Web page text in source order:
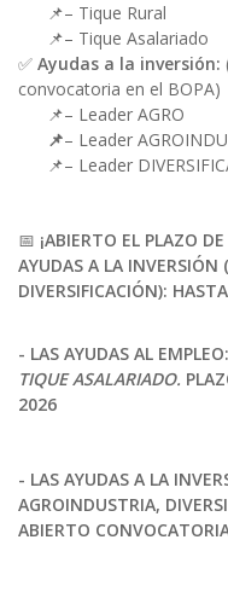
📌– Tique Rural
📌– Tique Asalariado
✅ Ayudas a la inversión:
convocatoria en el BOPA)
📌– Leader AGRO
📌– Leader
📌– Leader
📅 ¡ABIERTO EL PLAZO
AYUDAS A LA INVERSIÓN
- LAS AYUDAS AL EMPLEO:
TIQUE ASALARIADO.
2026
- LAS AYUDAS A LA
AGROINDUSTRIA,
ABIERTO